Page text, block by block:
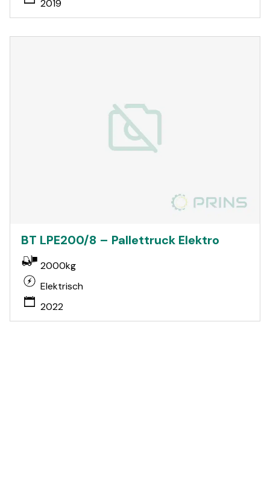
2019
BT LPE200/8 – Pallettruck Elektro
2000kg
Elektrisch
2022